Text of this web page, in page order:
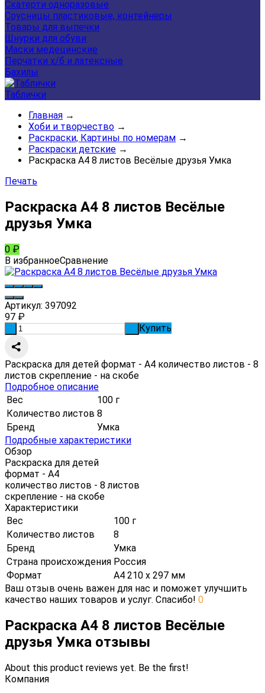
Скатерти одноразовые
Соусницы пластиковые, контейнеры
Товары для выпечки
Шнурки для обуви
Маски медецинские
Перчатки х/б и латексные
Бахилы
Таблички
Главная →
Хоби и творчество →
Раскраски, Картины по номерам →
Раскраски детские →
Раскраска А4 8 листов Весёлые друзья Умка
Печать
Раскраска А4 8 листов Весёлые
друзья Умка
0 ₽
В избранноеСравнение
Артикул: 397092
97 ₽
Купить
Раскраска для детей формат - А4 количество листов - 8
листов скрепление - на скобе
Подробное описание
Вес
100 г
Количество листов 8
Бренд
Умка
Подробные характеристики
Обзор
Раскраска для детей
формат - А4
количество листов - 8 листов
скрепление - на скобе
Характеристики
Вес
100 г
Количество листов
8
Бренд
Умка
Страна происхождения Россия
Формат
А4 210 х 297 мм
Ваш отзыв очень важен для нас и поможет улучшить
качество наших товаров и услуг. Спасибо! 0
Раскраска А4 8 листов Весёлые
друзья Умка отзывы
About this product reviews yet. Be the first!
Компания